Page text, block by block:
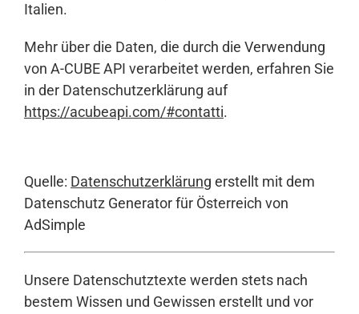
Italien.
Mehr über die Daten, die durch die Verwendung
von A-CUBE API verarbeitet werden, erfahren Sie
in der Datenschutzerklärung auf
https://acubeapi.com/#contatti.
Quelle: Datenschutzerklärung erstellt mit dem
Datenschutz Generator für Österreich von
AdSimple
Unsere Datenschutztexte werden stets nach
bestem Wissen und Gewissen erstellt und vor